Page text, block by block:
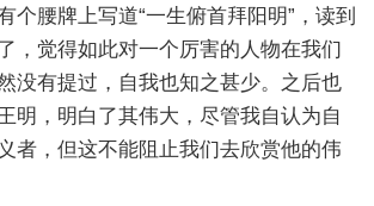
个腰牌上写道“一生俯首拜阳明”，读到
，觉得如此对一个厉害的人物在我们
没有提过，自我也知之甚少。之后也
明，明白了其伟大，尽管我自认为自
者，但这不能阻止我们去欣赏他的伟